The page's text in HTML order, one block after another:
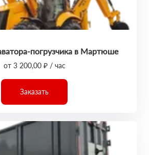
погрузчика в Мартюше
от 3 200,00 ₽ / час
Заказать